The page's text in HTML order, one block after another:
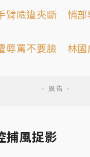
臂險遭夾斷 悄
辱罵不要臉 林
捕風捉影